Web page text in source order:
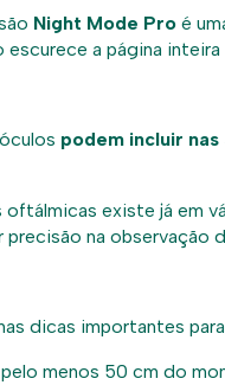
Night Mode Pro é
a página
podem incluir
existe já em
na observação
dicas importantes
menos 50 cm do